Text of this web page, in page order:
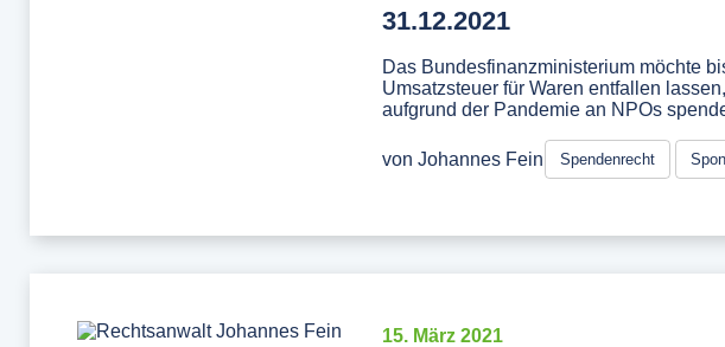
31.12.2021
Das Bundesfinanzministerium möchte
Umsatzsteuer für Waren entfallen
aufgrund der Pandemie an NPOs
von Johannes Fein Spendenrecht
15. März 2021